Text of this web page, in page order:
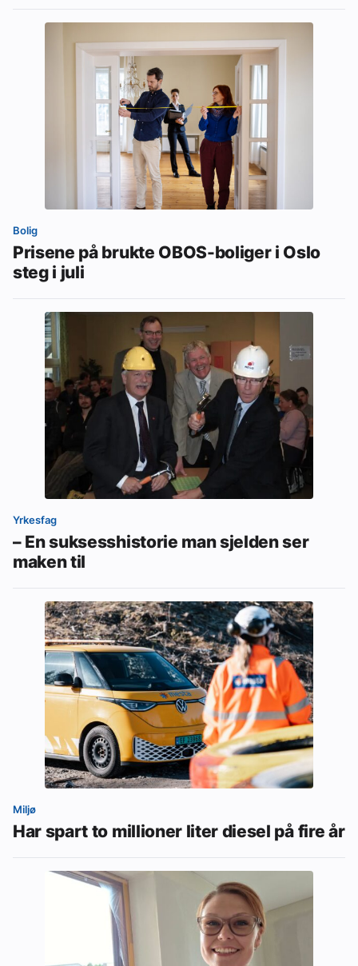
Bolig
Prisene på brukte OBOS-boliger i Oslo
steg i juli
Yrkesfag
– En suksesshistorie man sjelden ser
maken til
Miljø
Har spart to millioner liter diesel på fire år